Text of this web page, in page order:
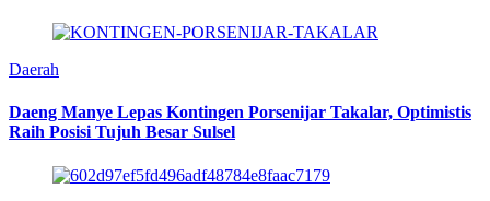
Daerah
Daeng Manye Lepas Kontingen Porsenijar Takalar, Optimistis
Raih Posisi Tujuh Besar Sulsel